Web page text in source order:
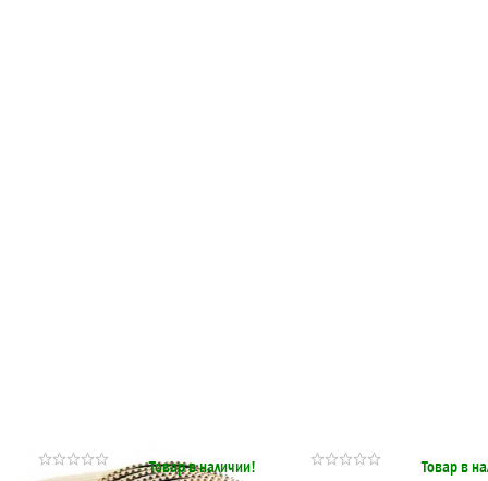
Товар в наличии! Товар в